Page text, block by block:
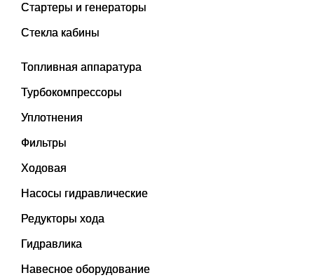
Стартеры и генераторы
Стекла кабины
Топливная аппаратура
Турбокомпрессоры
Уплотнения
Фильтры
Ходовая
Насосы гидравлические
Редукторы хода
Гидравлика
Навесное оборудование